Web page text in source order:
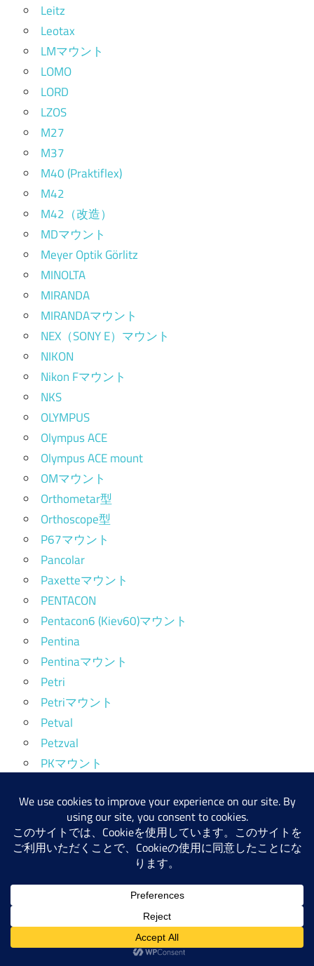
Leitz
Leotax
LMマウント
LOMO
LORD
LZOS
M27
M37
M40 (Praktiflex)
M42
M42（改造）
MDマウント
Meyer Optik Görlitz
MINOLTA
MIRANDA
MIRANDAマウント
NEX（SONY E）マウント
NIKON
Nikon Fマウント
NKS
OLYMPUS
Olympus ACE
Olympus ACE mount
OMマウント
Orthometar型
Orthoscope型
P67マウント
Pancolar
Paxetteマウント
PENTACON
Pentacon6 (Kiev60)マウント
Pentina
Pentinaマウント
Petri
Petriマウント
Petval
Petzval
PKマウント
PRAKTICAR Bマウント
Praktiflex
Praktinaマウント
Prime Lens
Projector Lest
Prominent